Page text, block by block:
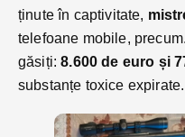
ținute în captivitate,
telefoane mobile,
găsiți:8.600 de euro și
substanțe toxice expirate.